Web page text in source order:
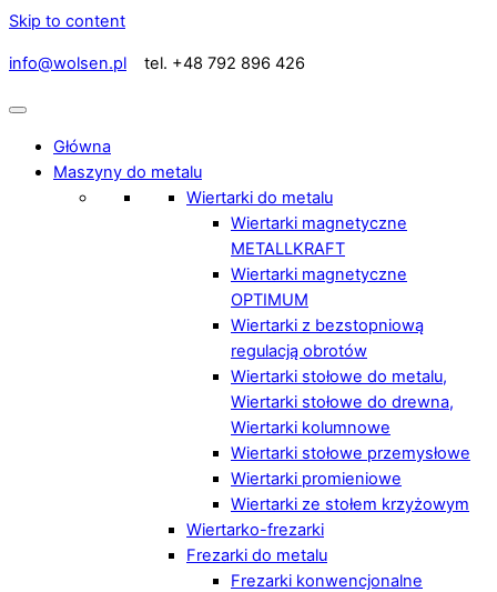
Skip to content
info@wolsen.pl tel. +48 792 896 426
Główna
Maszyny do metalu
Wiertarki do metalu
Wiertarki magnetyczne
METALLKRAFT
Wiertarki magnetyczne
OPTIMUM
Wiertarki z bezstopniową
regulacją obrotów
Wiertarki stołowe do metalu,
Wiertarki stołowe do drewna,
Wiertarki kolumnowe
Wiertarki stołowe przemysłowe
Wiertarki promieniowe
Wiertarki ze stołem krzyżowym
Wiertarko-frezarki
Frezarki do metalu
Frezarki konwencjonalne